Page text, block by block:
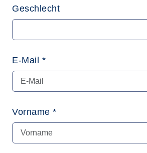
Geschlecht
E-Mail *
Vorname *